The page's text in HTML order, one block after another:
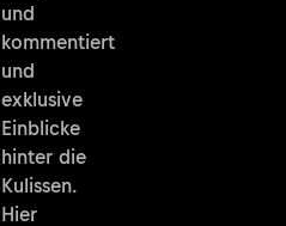
und
kommentiert
und
exklusive
Einblicke
hinter die
Kulissen.
Hier